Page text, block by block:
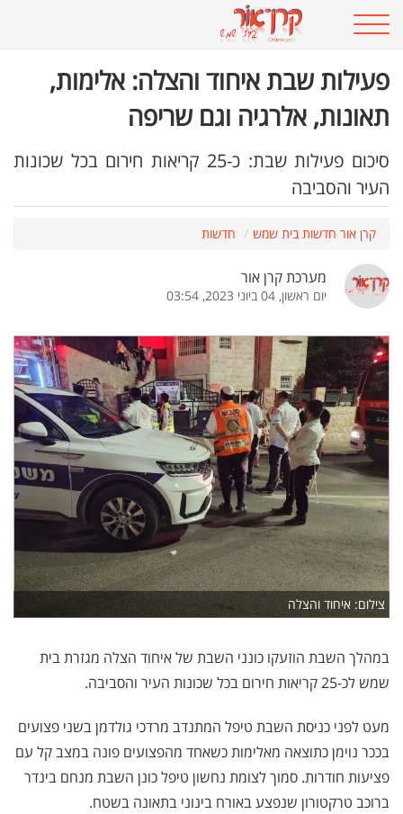
פעילות שבת איחוד והצלה: אלימות,
תאונות, אלרגיה וגם שריפה
סיכום פעילות שבת: כ-25 קריאות חירום בכל שכונות
העיר והסביבה
קרן אור חדשות בית שמש חדשות
מערכת קרן אור
יום ראשון, 04 ביוני 2023, 03:54
צילום: איחוד והצלה
במהלך השבת הוזעקו כונני השבת של איחוד הצלה מגזרת בית
שמש לכ-25 קריאות חירום בכל שכונות העיר והסביבה.
מעט לפני כניסת השבת טיפל המתנדב מרדכי גולדמן בשני פצועים
בככר נוימן כתוצאה מאלימות כשאחד מהפצועים פונה במצב קל עם
פציעות חודרות. סמוך לצומת נחשון טיפל כונן השבת מנחם בינדר
ברוכב טרקטורון שנפצע באורח בינוני בתאונה בשטח.